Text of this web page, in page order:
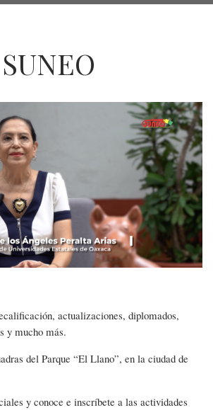
actualizaciones, diplomados,
y mucho más.
del Parque “El Llano”, en la ciudad de
y conoce e inscríbete a las actividades